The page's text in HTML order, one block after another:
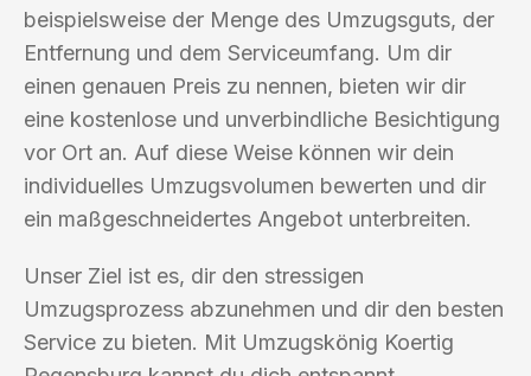
beispielsweise der Menge des Umzugsguts, der
Entfernung und dem Serviceumfang. Um dir
einen genauen Preis zu nennen, bieten wir dir
eine kostenlose und unverbindliche Besichtigung
vor Ort an. Auf diese Weise können wir dein
individuelles Umzugsvolumen bewerten und dir
ein maßgeschneidertes Angebot unterbreiten.
Unser Ziel ist es, dir den stressigen
Umzugsprozess abzunehmen und dir den besten
Service zu bieten. Mit Umzugskönig Koertig